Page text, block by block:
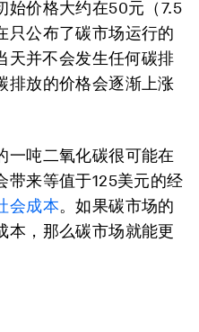
始价格大约在50元（7.5
只公布了碳市场运行的
天并不会发生任何碳排
排放的价格会逐渐上涨
一吨二氧化碳很可能在
带来等值于125美元的经
会成本。如果碳市场的
本，那么碳市场就能更